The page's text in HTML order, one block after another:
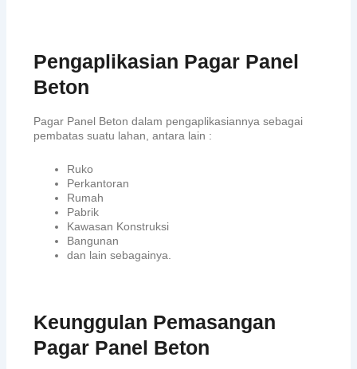
Pengaplikasian Pagar Panel
Beton
Pagar Panel Beton dalam pengaplikasiannya sebagai
pembatas suatu lahan, antara lain :
Ruko
Perkantoran
Rumah
Pabrik
Kawasan Konstruksi
Bangunan
dan lain sebagainya.
Keunggulan Pemasangan
Pagar Panel Beton